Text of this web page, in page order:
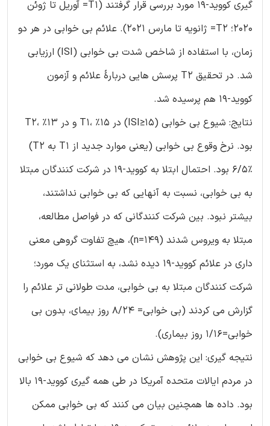
گیری کووید-19 مورد بررسی قرار گرفتند (T1= آوریل تا ژوئن
2020؛ T2= ژانویه تا مارس 2021). علائم بی خوابی در هر دو
زمان، با استفاده از شاخص شدت بی خوابی (ISI) ارزیابی
شد. در تحقیق T2 پرسش هایی دربارۀ علائم و آزمون
کووید-19 هم پرسیده شد.
نتایج: شیوع بی خوابی (ISI≥15) در T1، %15 و در T2، %13
بود. نرخ وقوع بی خوابی (یعنی موارد جدید از T1 به T2)
6/5% بود. احتمال ابتلا به کووید-19 در شرکت کنندگان مبتلا
به بی خوابی، نسبت به آنهایی که بی خوابی نداشتند،
بیشتر نبود. بین شرکت کنندگانی که در فواصل مطالعه،
مبتلا به ویروس شدند (n=149)، هیچ تفاوت گروهی معنی
داری در علائم کووید-19 دیده نشد، به استثنای یک مورد؛
شرکت کنندگان مبتلا به بی خوابی، مدت طولانی تر علائم را
گزارش می کردند (بی خوابی= 8/24 روز بیمای، بدون بی
خوابی=1/16 روز بیماری).
نتیجه گیری: این پژوهش نشان می دهد که شیوع بی خوابی
در مردم ایالات متحده آمریکا در طی همه گیری کووید-19 بالا
بود. داده ها همچنین بیان می کنند که بی خوابی ممکن